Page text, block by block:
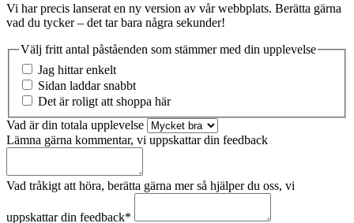
Vi har precis lanserat en ny version av vår webbplats. Berätta gärna
vad du tycker – det tar bara några sekunder!
Välj fritt antal påståenden som stämmer med din upplevelse
Jag hittar enkelt
Sidan laddar snabbt
Det är roligt att shoppa här
Vad är din totala upplevelse
Lämna gärna kommentar, vi uppskattar din feedback
Vad tråkigt att höra, berätta gärna mer så hjälper du oss, vi
uppskattar din feedback*